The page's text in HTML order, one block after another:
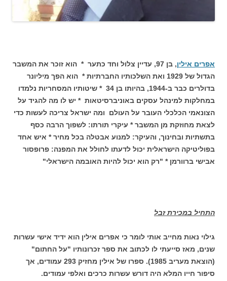
אפרים אילין
, בן 97, עדיין צלול וחד כתער * הוא זוכר את המשבר
הגדול של 1929 ואת השלכותיו החברתיות * הוא הפך מיליונר
בדולרים כבר ב-1944, בהיותו בן 34 * שיטותיו המסחריות נלמדו
במחלקות למינהל עסקים באוניברסיטאות * יש לו מה להגיד על
הצונאמי הכלכלי העובר על העולם ומה ישראל צריכה לעשות כדי
לצאת מחוזקת מן המשבר * עיקרי תורתו: לשפוך הרבה כסף
בתשתיות ובחינוך, והעיקר: למנוע אבטלה בכל מחיר * איש אחד
בפוליטיקה הישראלית יכול לדעתו לחולל את המפנה: פרופסור
אבישי ברוורמן * "רק הוא יכול להיות האובמה הישראלי"
התחיל במכירת זבל
גילוי נאות מחייב אותי לומר כי אפרים אילין הוא ידיד אישי עשרות
שנים, מאז סייעתי לו לכתוב את ספר זכרונותיו "על החתום"
(הוצאת מעריב 1985). ספרו של אילין מחזיק 293 עמודים, אך
סיפור חייו המלא היה דורש עשרות כרכים ואלפי עמודים.